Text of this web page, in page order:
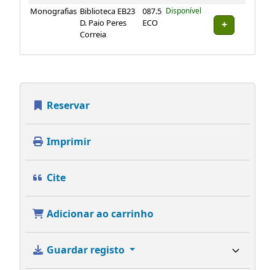
Monografias Biblioteca EB23
D. Paio Peres
Correia
087.5
ECO
Disponível
Reservar
Imprimir
Cite
Adicionar ao carrinho
Guardar registo